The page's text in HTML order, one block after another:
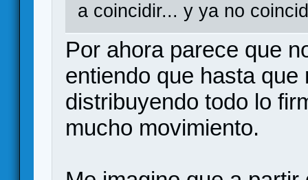
a coincidir... y ya no
Por ahora parece que
entiendo que hasta
distribuyendo todo lo
mucho movimiento.